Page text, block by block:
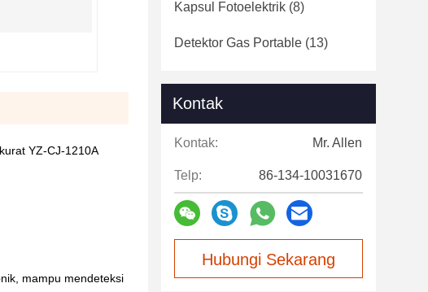
YZ-CJ-1210A
mampu mendeteksi
Kapsul Fotoelektrik (8)
Detektor Gas Portable (13)
Kontak
Kontak: Mr. Allen
Telp: 86-134-10031670
Hubungi Sekarang